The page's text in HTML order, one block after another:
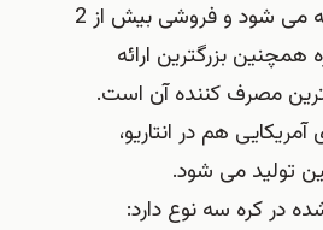
کشور جهان فروخته می شود و فروشی بیش از 2
همچنین بزرگترین ارائه
مصرف کننده آن است.
هم در انتاریو،
تولید می شود.
کره سه نوع دارد: